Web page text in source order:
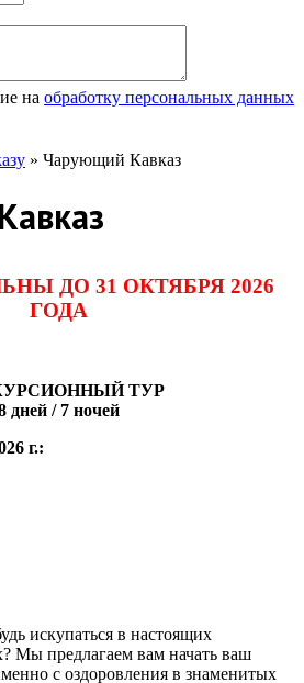
на обработку персональных данных
» Чарующий Кавказ
ДО 31 ОКТЯБРЯ 2026
ГОДА
ТУР
дней / 7 ночей
г.:
искупаться в настоящих
Мы предлагаем вам начать ваш
с оздоровления в знаменитых